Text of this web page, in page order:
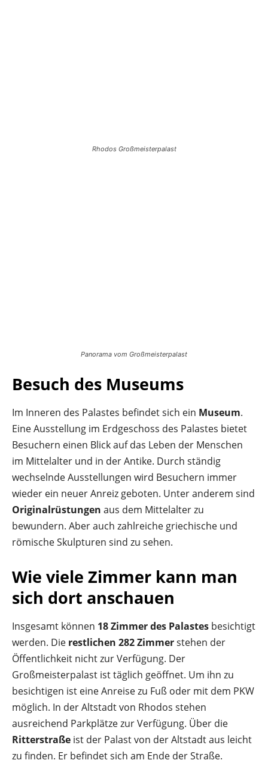
Rhodos Großmeisterpalast
Panorama vom Großmeisterpalast
Besuch des Museums
Im Inneren des Palastes befindet sich ein Museum.
Eine Ausstellung im Erdgeschoss des Palastes bietet
Besuchern einen Blick auf das Leben der Menschen
im Mittelalter und in der Antike. Durch ständig
wechselnde Ausstellungen wird Besuchern immer
wieder ein neuer Anreiz geboten. Unter anderem sind
Originalrüstungen aus dem Mittelalter zu
bewundern. Aber auch zahlreiche griechische und
römische Skulpturen sind zu sehen.
Wie viele Zimmer kann man
sich dort anschauen
Insgesamt können 18 Zimmer des Palastes besichtigt
werden. Die restlichen 282 Zimmerstehen der
Öffentlichkeit nicht zur Verfügung. Der
Großmeisterpalast ist täglich geöffnet. Um ihn zu
besichtigen ist eine Anreise zu Fuß oder mit dem PKW
möglich. In der Altstadt von Rhodos stehen
ausreichend Parkplätze zur Verfügung. Über die
Ritterstraße ist der Palast von der Altstadt aus leicht
zu finden. Er befindet sich am Ende der Straße.